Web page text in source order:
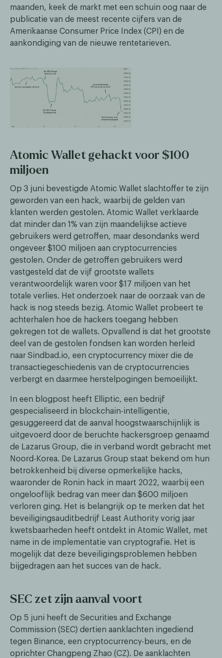
maanden, keek de markt met een schuin oog naar de
publicatie van de meest recente cijfers van de
Amerikaanse Consumer Price Index (CPI) en de
aankondiging van de nieuwe rentetarieven.
Atomic Wallet gehackt voor $100
miljoen
Op 3 juni bevestigde Atomic Wallet slachtoffer te zijn
geworden van een hack, waarbij de gelden van
klanten werden gestolen. Atomic Wallet verklaarde
dat minder dan 1% van zijn maandelijkse actieve
gebruikers werd getroffen, maar desondanks werd
ongeveer $100 miljoen aan cryptocurrencies
gestolen. Onder de getroffen gebruikers werd
vastgesteld dat de vijf grootste wallets
verantwoordelijk waren voor $17 miljoen van het
totale verlies. Het onderzoek naar de oorzaak van de
hack is nog steeds bezig. Atomic Wallet probeert te
achterhalen hoe de hackers toegang hebben
gekregen tot de wallets. Opvallend is dat het grootste
deel van de gestolen fondsen kan worden herleid
naar Sindbad.io, een cryptocurrency mixer die de
transactiegeschiedenis van de cryptocurrencies
verbergt en daarmee herstelpogingen bemoeilijkt.
In een blogpost heeft Elliptic, een bedrijf
gespecialiseerd in blockchain-intelligentie,
gesuggereerd dat de aanval hoogstwaarschijnlijk is
uitgevoerd door de beruchte hackersgroep genaamd
de Lazarus Group, die in verband wordt gebracht met
Noord-Korea. De Lazarus Group staat bekend om hun
betrokkenheid bij diverse opmerkelijke hacks,
waaronder de Ronin hack in maart 2022, waarbij een
ongelooflijk bedrag van meer dan $600 miljoen
verloren ging. Het is belangrijk op te merken dat het
beveiligingsauditbedrijf Least Authority vorig jaar
kwetsbaarheden heeft ontdekt in Atomic Wallet, met
name in de implementatie van cryptografie. Het is
mogelijk dat deze beveiligingsproblemen hebben
bijgedragen aan het succes van de hack.
SEC zet zijn aanval voort
Op 5 juni heeft de Securities and Exchange
Commission (SEC) dertien aanklachten ingediend
tegen Binance, een cryptocurrency-beurs, en de
oprichter Changpeng Zhao (CZ). De aanklachten